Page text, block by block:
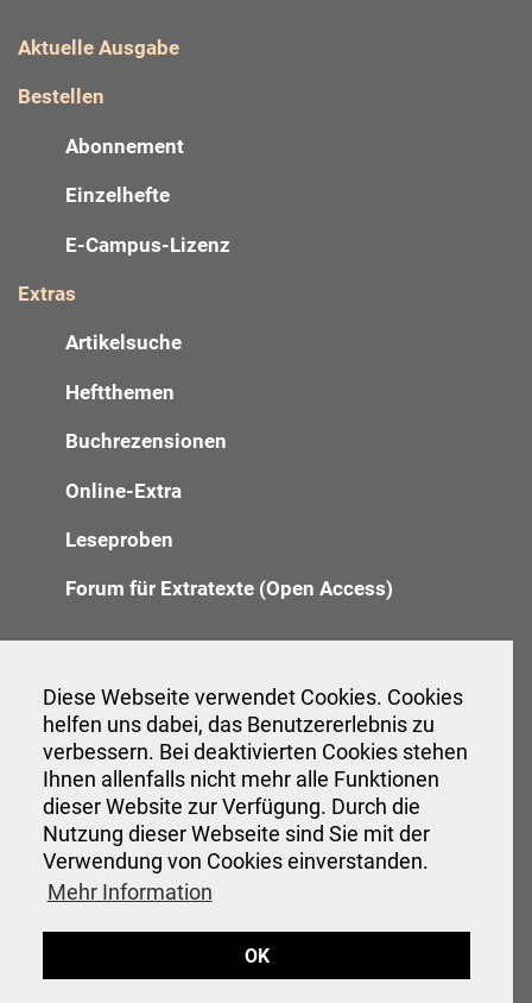
Diese Webseite verwendet Cookies. Cookies
helfen uns dabei, das Benutzererlebnis zu
verbessern. Bei deaktivierten Cookies stehen
Ihnen allenfalls nicht mehr alle Funktionen
dieser Website zur Verfügung. Durch die
Nutzung dieser Webseite sind Sie mit der
Verwendung von Cookies einverstanden.
Mehr Information
OK
Aktuelle Ausgabe
Bestellen
Abonnement
Einzelhefte
E-Campus-Lizenz
Extras
Artikelsuche
Heftthemen
Buchrezensionen
Online-Extra
Leseproben
Forum für Extratexte (Open Access)
Anzeigenannahme
Verwaltung
Veranstaltungen
Hinweise für Autor:innen